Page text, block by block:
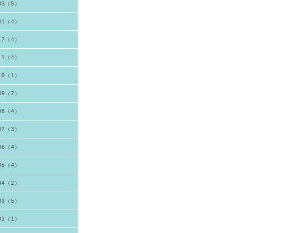
（5）
（4）
（4）
（4）
（1）
（2）
（4）
（3）
（4）
（4）
（2）
（5）
（1）